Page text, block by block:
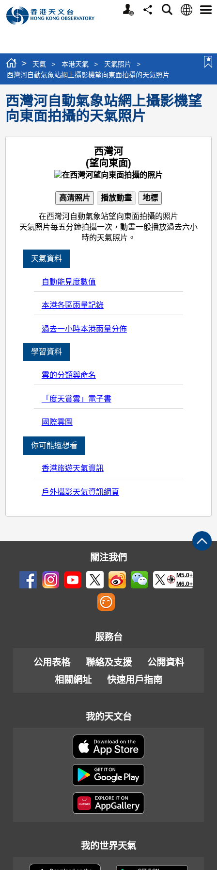
個
分
搜
語
選
> 天氣 > 本港天氣 > 天氣照片
>
西灣河自動氣象站網上攝影機望向東面拍攝的天氣照片
西灣河自動氣象站網上攝影機望
向東面拍攝的天氣照片
西灣河
(望向東面)
高清照片 播放動畫 地標
在西灣河自動氣象站望向東面拍攝的照片
天氣照片每五分鐘拍攝一次，動畫一般播放過去六小
時的天氣照片。
天氣資料
自動能見度數值
本港各區雨量記錄
過去一小時本港雨量分佈
學習資料
雲的分類與命名
「度天賞雲」電子書
國際雲圖
你可能還想看
香港旅遊天氣資訊
戶外攝影天氣資訊網頁
關注我們
M5.0+
M6.0+
服務台
公用表格 聯絡及支援
公開資料
相關網址
快速用戶指南
我的天文台
我的世界天氣